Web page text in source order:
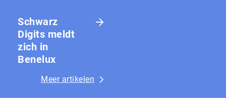
Schwarz
Digits meldt
zich in
Benelux
Meer artikelen